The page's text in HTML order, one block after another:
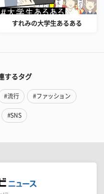
すれみの大学生あるある
するタグ
#流行 #ファッション
#SNS